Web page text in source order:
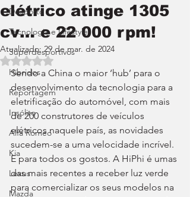
Desporto
Tecnologia e Lifestyle
Superdesportivos
Híbridos
Reportagem
Insólito
Alfa Romeo
Kia
Lexus
Mazda
elétrico atinge 1305
cv… e 22 000 rpm!
Atualizado:29 de mar. de 2024
Avaliado com NaN de 5 estrelas.
Sendo a China o maior ‘hub’ para o
desenvolvimento da tecnologia para a
eletrificação do automóvel, com mais
de 200 construtores de veículos
elétricos naquele país, as novidades
sucedem-se a uma velocidade incrível.
E para todos os gostos. A HiPhi é umas
das mais recentes a receber luz verde
para comercializar os seus modelos na